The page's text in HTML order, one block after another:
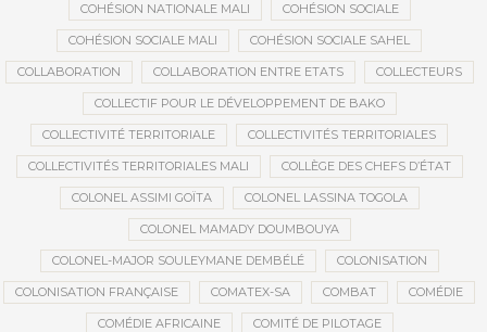
COHÉSION NATIONALE MALI COHÉSION SOCIALE
COHÉSION SOCIALE MALI COHÉSION SOCIALE SAHEL
COLLABORATION COLLABORATION ENTRE ETATS COLLECTEURS
COLLECTIF POUR LE DÉVELOPPEMENT DE BAKO
COLLECTIVITÉ TERRITORIALE COLLECTIVITÉS TERRITORIALES
COLLECTIVITÉS TERRITORIALES MALI COLLÈGE DES CHEFS D’ÉTAT
COLONEL ASSIMI GOÏTA COLONEL LASSINA TOGOLA
COLONEL MAMADY DOUMBOUYA
COLONEL-MAJOR SOULEYMANE DEMBÉLÉ COLONISATION
COLONISATION FRANÇAISE COMATEX-SA COMBAT COMÉDIE
COMÉDIE AFRICAINE COMITÉ DE PILOTAGE